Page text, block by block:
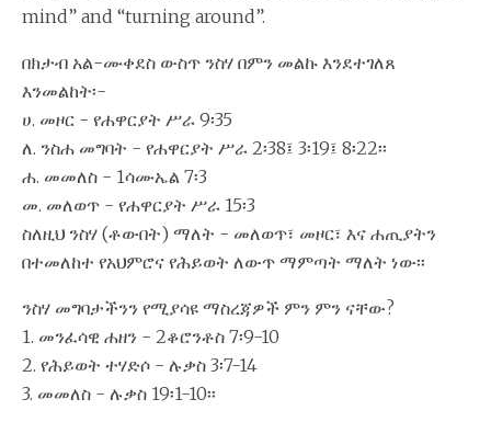
mind” and “turning around”.
በክታብ አል-ሙቀደስ ውስጥ ንስሃ በምን መልኩ እንደተገለጸ
እንመልከት፡-
ሀ. መዞር - የሐዋርያት ሥራ 9፡35
ለ. ንስሐ መግባት - የሐዋርያት ሥራ 2፡38፤ 3፡19፤ 8፡22፡፡
ሐ. መመለስ - 1ሳሙኤል 7፡3
መ. መለወጥ - የሐዋርያት ሥራ 15፡3
ስለዚህ ንስሃ (ቶውበት) ማለት - መለወጥ፣ መዞር፣ እና ሐጢያትን
በተመለከተ የአህምሮና የሕይወት ለውጥ ማምጣት ማለት ነው፡፡
ንስሃ መግባታችንን የሚያሳዩ ማስረጃዎች ምን ምን ናቸው?
1. መንፈሳዊ ሐዘን - 2ቆሮንቶስ 7፡9-10
2. የሕይወት ተሃድሶ - ሉቃስ 3፡7-14
3. መመለስ - ሉቃስ 19፡1-10፡፡